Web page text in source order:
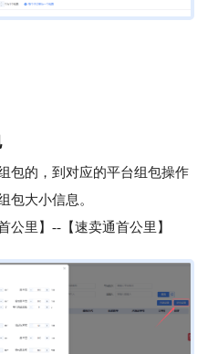
包的，到对应的平台组包操作
包大小信息。
公里】--【速卖通首公里】